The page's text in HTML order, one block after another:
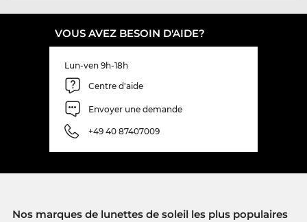
VOUS AVEZ BESOIN D'AIDE?
Lun-ven 9h-18h
Centre d'aide
Envoyer une demande
+49 40 87407009
Nos marques de lunettes de soleil les plus populaires